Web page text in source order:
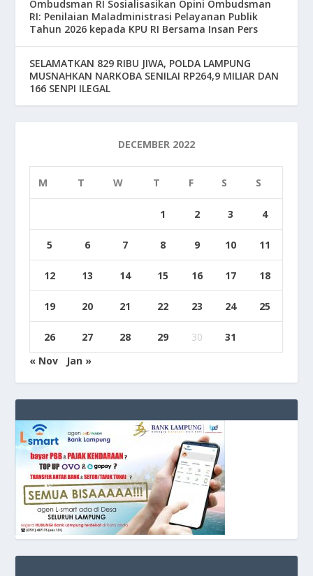
Ombudsman RI Sosialisasikan Opini Ombudsman
RI: Penilaian Maladministrasi Pelayanan Publik
Tahun 2026 kepada KPU RI Bersama Insan Pers
SELAMATKAN 829 RIBU JIWA, POLDA LAMPUNG
MUSNAHKAN NARKOBA SENILAI RP264,9 MILIAR DAN
166 SENPI ILEGAL
DECEMBER 2022
M T W T F S S
1 2 3 4
5 6 7 8 9 10 11
12 13 14 15 16 17 18
19 20 21 22 23 24 25
26 27 28 29 30
31
« Nov
Jan »